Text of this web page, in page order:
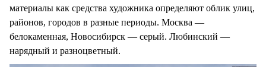
материалы как средства художника определяют облик улиц,
районов, городов в разные периоды. Москва —
белокаменная, Новосибирск — серый. Любинский —
нарядный и разноцветный.